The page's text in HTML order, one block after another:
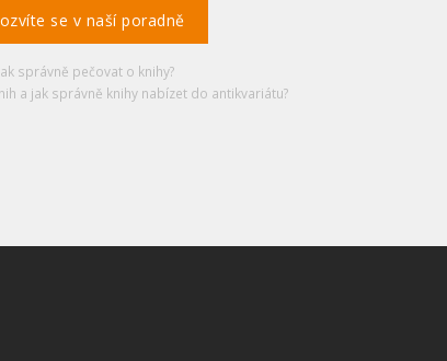
se v naší poradně
správně pečovat o knihy?
a jak správně knihy nabízet do antikvariátu?